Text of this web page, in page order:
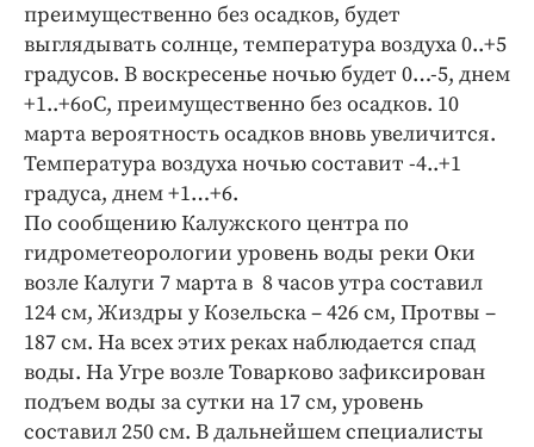
ПРОЕКТЫ
Блоги
Издания
Медиаперсона
Интересное чтиво
Клиника года
Бренд года
Работодатель года
преимущественно без осадков, будет
выглядывать солнце, температура воздуха 0..+5
градусов. В воскресенье ночью будет 0…-5, днем
+1..+6оС, преимущественно без осадков. 10
марта вероятность осадков вновь увеличится.
Температура воздуха ночью составит -4..+1
градуса, днем +1…+6.
По сообщению Калужского центра по
гидрометеорологии уровень воды реки Оки
возле Калуги 7 марта в 8 часов утра составил
124 см, Жиздры у Козельска – 426 см, Протвы –
187 см. На всех этих реках наблюдается спад
воды. На Угре возле Товарково зафиксирован
подъем воды за сутки на 17 см, уровень
составил 250 см. В дальнейшем специалисты